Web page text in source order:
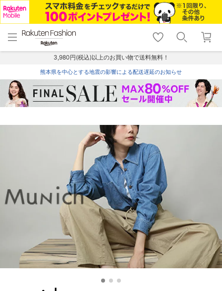
menu home
トップ
shopping_cart lock_outline
ログイン
3,980円(税込)以上のお買い物で送料無料！
熊本県を中心とする地震の影響による配送遅延のお知らせ